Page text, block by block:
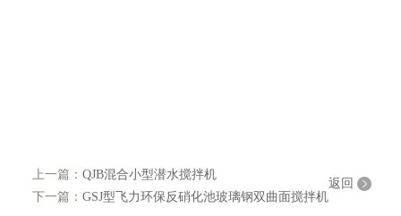
上一篇： QJB混合小型潜水搅拌机
下一篇： GSJ型飞力环保反硝化池玻璃钢双曲面搅拌机
返回